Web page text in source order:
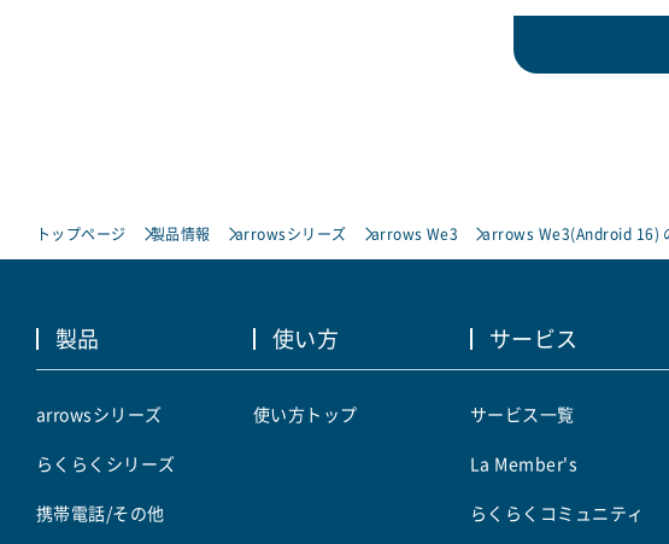
トップページ 製品情報 arrowsシリーズ arrows We3 arrows We3(Android 16)
製品
arrowsシリーズ
らくらくシリーズ
携帯電話/その他
使い方
使い方トップ
サービス
サービス一覧
La Member's
らくらくコミュニティ